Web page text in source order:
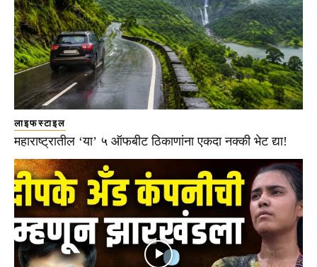
लाइफस्टाइल
महाराष्ट्रातील ‘या’ ५ ऑफबीट ठिकाणांना एकदा नक्की भेट द्या!